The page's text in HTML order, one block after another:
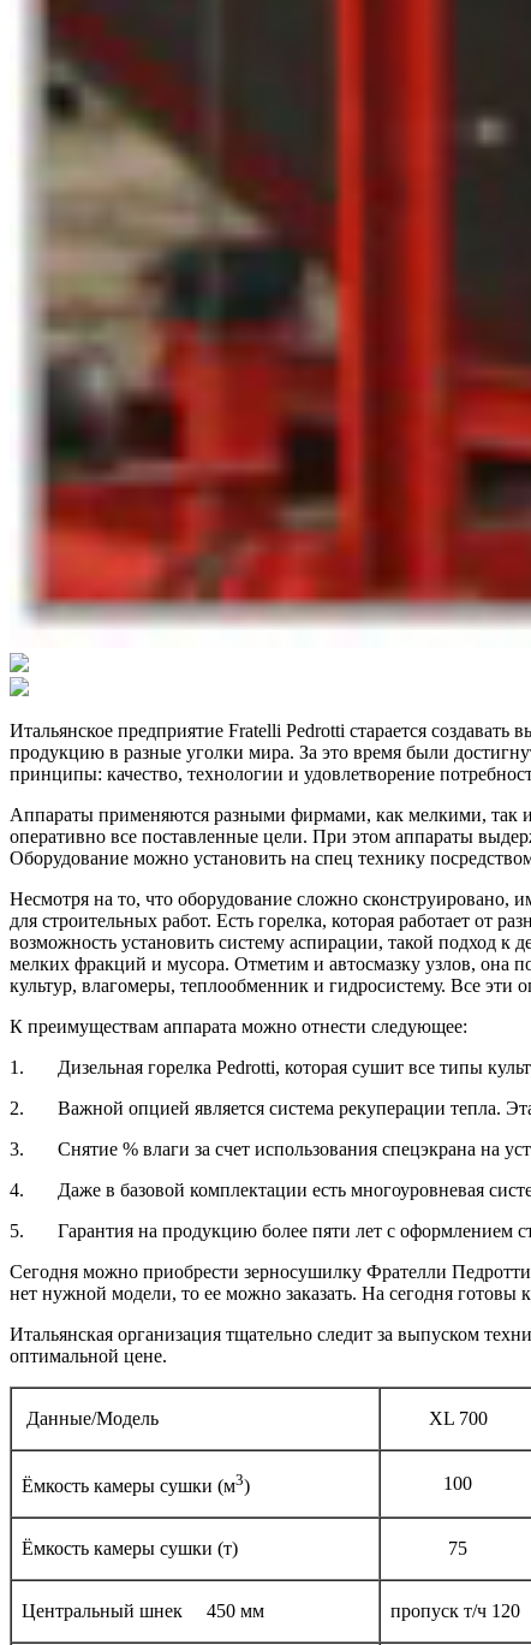
Итальянское предприятие Fratelli Pedrotti старается
продукцию в разные уголки мира. За это время были
принципы: качество, технологии и удовлетворение
Аппараты применяются разными фирмами, как мелкими, так
оперативно все поставленные цели. При этом аппараты
Оборудование можно установить на спец технику
Несмотря на то, что оборудование сложно сконструировано,
для строительных работ. Есть горелка, которая работает от
возможность установить систему аспирации, такой подход к
мелких фракций и мусора. Отметим и автосмазку узлов, она
культур, влагомеры, теплообменник и гидросистему. Все
К преимуществам аппарата можно отнести следующее:
1. Дизельная горелка Pedrotti, которая сушит все типы
2. Важной опцией является система рекуперации тепла.
3. Снятие % влаги за счет использования спецэкрана на
4. Даже в базовой комплектации есть многоуровневая
5. Гарантия на продукцию более пяти лет с оформлением
Сегодня можно приобрести зерносушилку Фрателли
нет нужной модели, то ее можно заказать. На сегодня готовы
Итальянская организация тщательно следит за выпуском
оптимальной цене.
Данные/Модель XL 700
Ёмкость камеры сушки (м3) 100
Ёмкость камеры сушки (т) 75
Центральный шнек 450 мм пропуск т/ч 120